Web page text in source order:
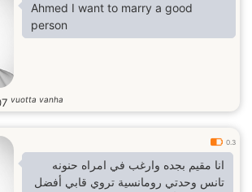
Ahmed I want to marry a good
person
vuotta vanha
0.3
انا مقيم بجده وارغب في امراه حنونه
تانس وحدتي رومانسية تروي قابي أفضل